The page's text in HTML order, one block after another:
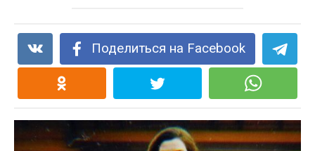
Поделиться на Facebook